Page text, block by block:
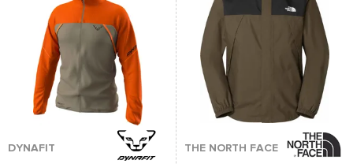
DYNAFIT THE NORTH FACE